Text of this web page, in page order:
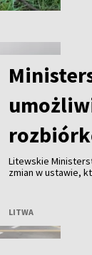
Litewskie
zmian w ustawie,
LITWA